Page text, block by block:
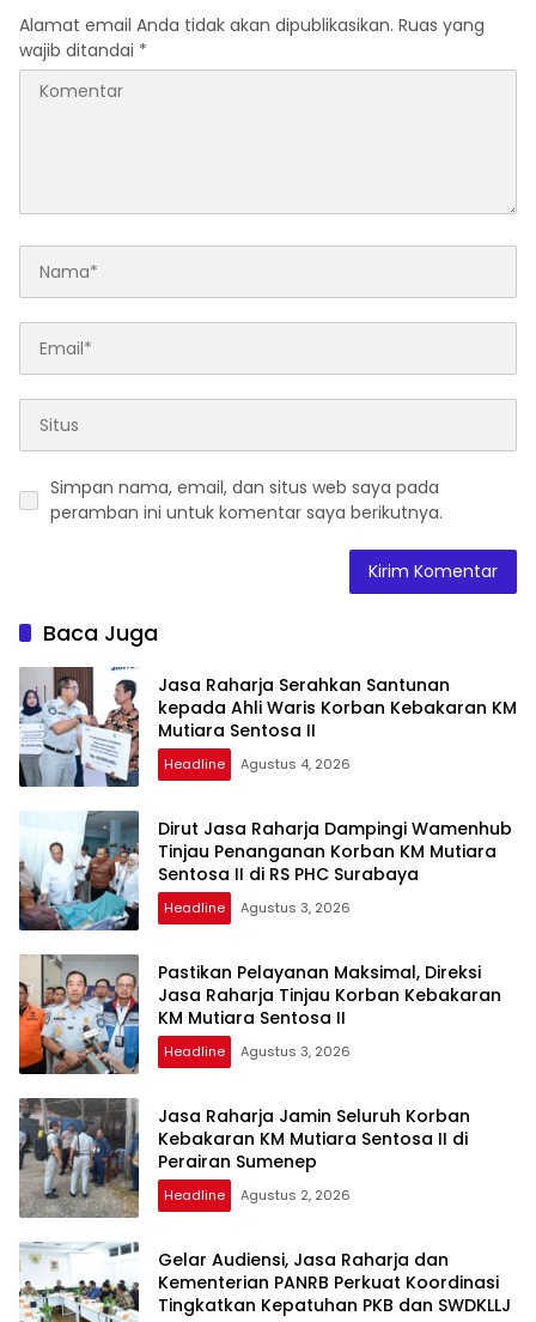
Awards 2026
Alamat email Anda tidak akan dipublikasikan. Ruas yang
wajib ditandai *
Simpan nama, email, dan situs web saya pada
peramban ini untuk komentar saya berikutnya.
Baca Juga
Jasa Raharja Serahkan Santunan
kepada Ahli Waris Korban Kebakaran KM
Mutiara Sentosa II
Headline Agustus 4, 2026
Dirut Jasa Raharja Dampingi Wamenhub
Tinjau Penanganan Korban KM Mutiara
Sentosa II di RS PHC Surabaya
Headline Agustus 3, 2026
Pastikan Pelayanan Maksimal, Direksi
Jasa Raharja Tinjau Korban Kebakaran
KM Mutiara Sentosa II
Headline Agustus 3, 2026
Jasa Raharja Jamin Seluruh Korban
Kebakaran KM Mutiara Sentosa II di
Perairan Sumenep
Headline Agustus 2, 2026
Gelar Audiensi, Jasa Raharja dan
Kementerian PANRB Perkuat Koordinasi
Tingkatkan Kepatuhan PKB dan SWDKLLJ